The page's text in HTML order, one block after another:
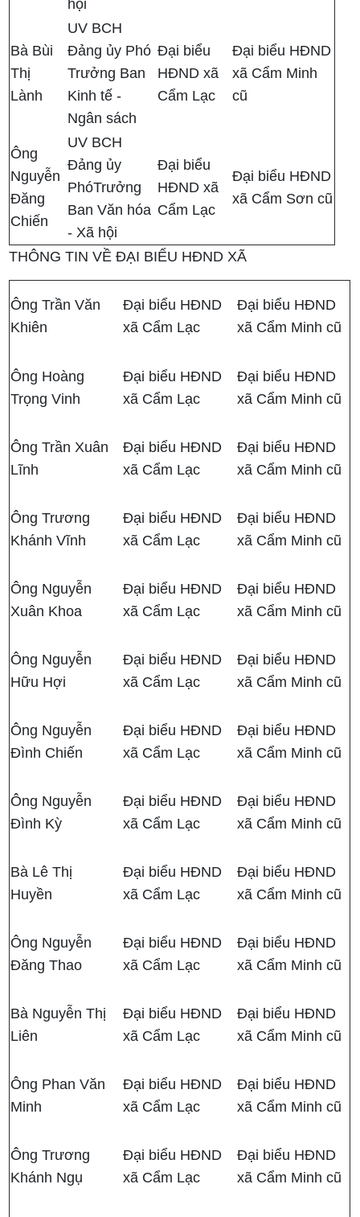
hội
Bà Bùi
Thị
Lành
UV BCH
Đảng ủy Phó
Trưởng Ban
Kinh tế -
Ngân sách
Đại biểu
HĐND xã
Cẩm Lạc
Đại biểu HĐND
xã Cẩm Minh
cũ
Ông
Nguyễn
Đăng
Chiến
UV BCH
Đảng ủy
PhóTrưởng
Ban Văn hóa
- Xã hội
Đại biểu
HĐND xã
Cẩm Lạc
Đại biểu HĐND
xã Cẩm Sơn cũ
THÔNG TIN VỀ ĐẠI BIỂU HĐND XÃ
Ông Trần Văn
Khiên
Đại biểu HĐND
xã Cẩm Lạc
Đại biểu HĐND
xã Cẩm Minh cũ
Ông Hoàng
Trọng Vinh
Đại biểu HĐND
xã Cẩm Lạc
Đại biểu HĐND
xã Cẩm Minh cũ
Ông Trần Xuân
Lĩnh
Đại biểu HĐND
xã Cẩm Lạc
Đại biểu HĐND
xã Cẩm Minh cũ
Ông Trương
Khánh Vĩnh
Đại biểu HĐND
xã Cẩm Lạc
Đại biểu HĐND
xã Cẩm Minh cũ
Ông Nguyễn
Xuân Khoa
Đại biểu HĐND
xã Cẩm Lạc
Đại biểu HĐND
xã Cẩm Minh cũ
Ông Nguyễn
Hữu Hợi
Đại biểu HĐND
xã Cẩm Lạc
Đại biểu HĐND
xã Cẩm Minh cũ
Ông Nguyễn
Đình Chiến
Đại biểu HĐND
xã Cẩm Lạc
Đại biểu HĐND
xã Cẩm Minh cũ
Ông Nguyễn
Đình Kỳ
Đại biểu HĐND
xã Cẩm Lạc
Đại biểu HĐND
xã Cẩm Minh cũ
Bà Lê Thị
Huyền
Đại biểu HĐND
xã Cẩm Lạc
Đại biểu HĐND
xã Cẩm Minh cũ
Ông Nguyễn
Đăng Thao
Đại biểu HĐND
xã Cẩm Lạc
Đại biểu HĐND
xã Cẩm Minh cũ
Bà Nguyễn Thị
Liên
Đại biểu HĐND
xã Cẩm Lạc
Đại biểu HĐND
xã Cẩm Minh cũ
Ông Phan Văn
Minh
Đại biểu HĐND
xã Cẩm Lạc
Đại biểu HĐND
xã Cẩm Minh cũ
Ông Trương
Khánh Ngụ
Đại biểu HĐND
xã Cẩm Lạc
Đại biểu HĐND
xã Cẩm Minh cũ